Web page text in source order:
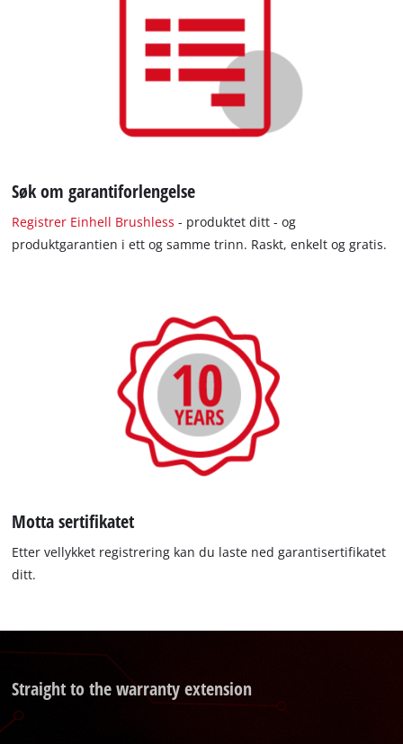
Søk om garantiforlengelse
Registrer Einhell Brushless - produktet ditt - og
produktgarantien i ett og samme trinn. Raskt, enkelt og gratis.
Motta sertifikatet
Etter vellykket registrering kan du laste ned garantisertifikatet
ditt.
Straight to the warranty extension